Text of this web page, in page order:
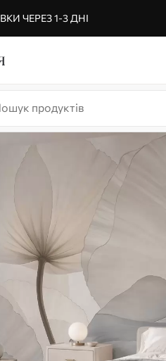
ЧЕРЕЗ 1-3 ДНІ